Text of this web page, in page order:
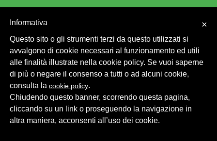
© 2026 Intesa Grandi Impianti Srl Dati Personali
×
Informativa
Questo sito o gli strumenti terzi da questo utilizzati si
avvalgono di cookie necessari al funzionamento ed utili
alle finalità illustrate nella cookie policy. Se vuoi saperne
di più o negare il consenso a tutti o ad alcuni cookie,
consulta la cookie policy.
Chiudendo questo banner, scorrendo questa pagina,
cliccando su un link o proseguendo la navigazione in
altra maniera, acconsenti all’uso dei cookie.